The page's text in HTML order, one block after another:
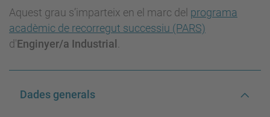
Aquest grau s’imparteix en el marc del programa
acadèmic de recorregut successiu (PARS)
d'Enginyer/a Industrial .
Dades generals